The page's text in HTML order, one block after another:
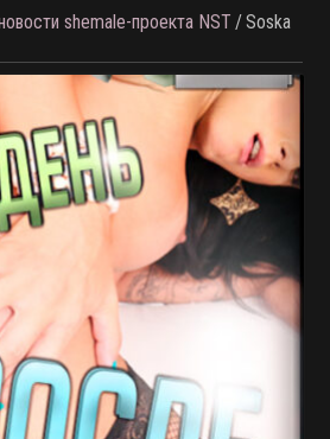
shemale-проекта NST /Soska